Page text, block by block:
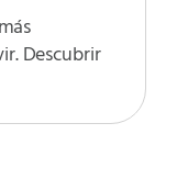
Descubrir